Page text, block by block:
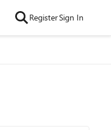
RegisterSign In